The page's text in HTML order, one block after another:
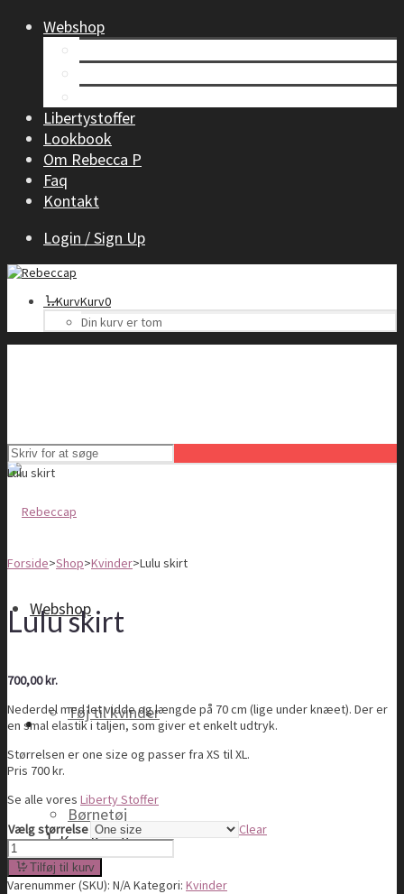
Webshop
Libertystoffer
Lookbook
Om Rebecca P
Faq
Kontakt
Login / Sign Up
KurvKurv0
Din kurv er tom
Webshop
Tøj til kvinder
Børnetøj
KurvKurv0
Lulu skirt
Forside>Shop>Kvinder>Lulu skirt
Lulu skirt
700,00kr.
Nederdel med let vidde og længde på 70 cm (lige under knæet). Der er
en smal elastik i taljen, som giver et enkelt udtryk.
Størrelsen er one size og passer fra XS til XL.
Pris 700 kr.
Se alle vores Liberty Stoffer
Vælg størrelse
Clear
Lulu
skirt
quantity
Tilføj til kurv
Varenummer (SKU): N/AKategori: Kvinder